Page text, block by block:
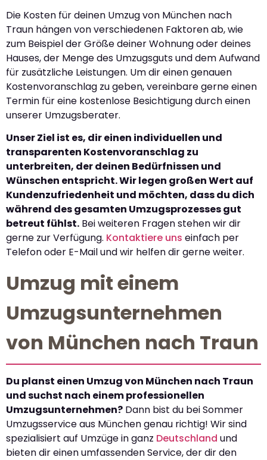
Die Kosten für deinen Umzug von München nach
Traun hängen von verschiedenen Faktoren ab, wie
zum Beispiel der Größe deiner Wohnung oder deines
Hauses, der Menge des Umzugsguts und dem Aufwand
für zusätzliche Leistungen. Um dir einen genauen
Kostenvoranschlag zu geben, vereinbare gerne einen
Termin für eine kostenlose Besichtigung durch einen
unserer Umzugsberater.
Unser Ziel ist es, dir einen individuellen und
transparenten Kostenvoranschlag zu
unterbreiten, der deinen Bedürfnissen und
Wünschen entspricht. Wir legen großen Wert auf
Kundenzufriedenheit und möchten, dass du dich
während des gesamten Umzugsprozesses gut
betreut fühlst. Bei weiteren Fragen stehen wir dir
gerne zur Verfügung. Kontaktiere uns einfach per
Telefon oder E-Mail und wir helfen dir gerne weiter.
Umzug mit einem
Umzugsunternehmen
von München nach Traun
Du planst einen Umzug von München nach Traun
und suchst nach einem professionellen
Umzugsunternehmen? Dann bist du bei Sommer
Umzugsservice aus München genau richtig! Wir sind
spezialisiert auf Umzüge in ganz Deutschland und
bieten dir einen umfassenden Service, der dir den